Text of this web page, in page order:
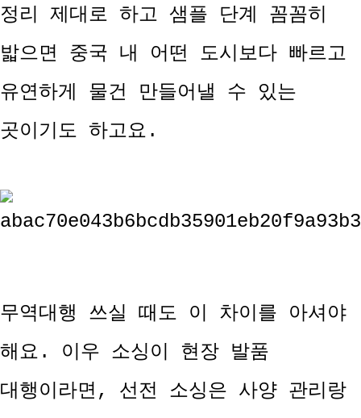
정리 제대로 하고 샘플 단계 꼼꼼히
밟으면 중국 내 어떤 도시보다 빠르고
유연하게 물건 만들어낼 수 있는
곳이기도 하고요.
무역대행 쓰실 때도 이 차이를 아셔야
해요. 이우 소싱이 현장 발품
대행이라면, 선전 소싱은 사양 관리랑